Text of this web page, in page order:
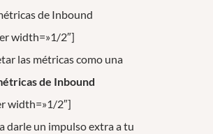
de Inbound
width=»1/2″]
las métricas como una
de Inbound
width=»1/2″]
darle un impulso extra a tu